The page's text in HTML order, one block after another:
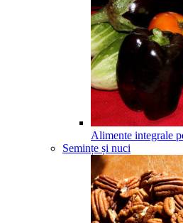
Alimente integrale
Semințe și nuci